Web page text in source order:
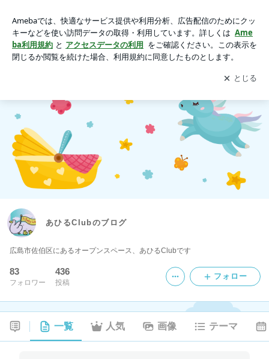
アプリをダウンロードして ブログの更新通知
を受け取りまし
ょう。
開く
あひるClubのブログ
広島市佐伯区にあるオープンスペース、あひるClubです
83
フォロワー
436
投稿
フォロー
一覧 人気 画像 テーマ